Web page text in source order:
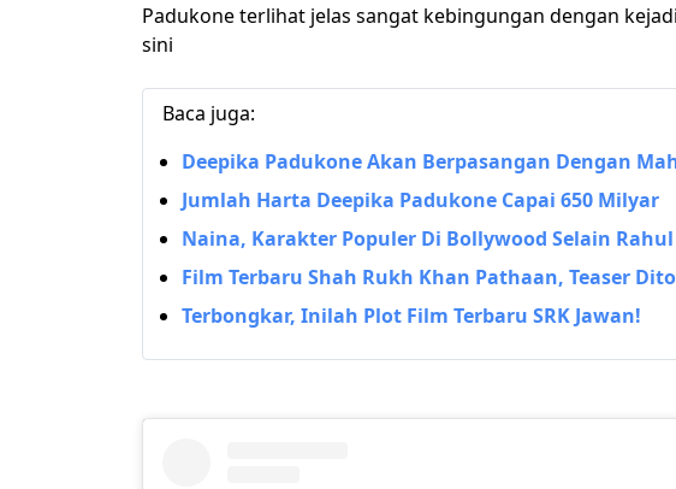
Padukone terlihat jelas sangat kebingungan dengan
sini
Baca juga:
Deepika Padukone Akan Berpasangan Dengan
Jumlah Harta Deepika Padukone Capai 650 Milyar
Naina, Karakter Populer Di Bollywood Selain Rahul
Film Terbaru Shah Rukh Khan Pathaan, Teaser
Terbongkar, Inilah Plot Film Terbaru SRK Jawan!